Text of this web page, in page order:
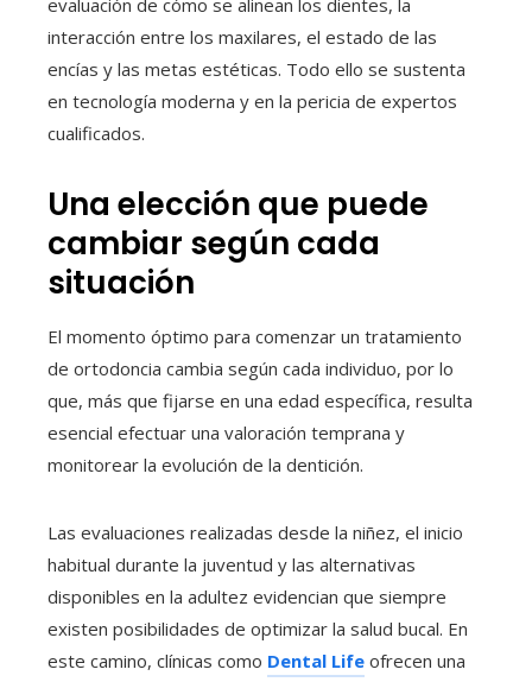
evaluación de cómo se alinean los dientes, la
interacción entre los maxilares, el estado de las
encías y las metas estéticas. Todo ello se sustenta
en tecnología moderna y en la pericia de expertos
cualificados.
Una elección que puede
cambiar según cada
situación
El momento óptimo para comenzar un tratamiento
de ortodoncia cambia según cada individuo, por lo
que, más que fijarse en una edad específica, resulta
esencial efectuar una valoración temprana y
monitorear la evolución de la dentición.
Las evaluaciones realizadas desde la niñez, el inicio
habitual durante la juventud y las alternativas
disponibles en la adultez evidencian que siempre
existen posibilidades de optimizar la salud bucal. En
este camino, clínicas como Dental Life ofrecen una